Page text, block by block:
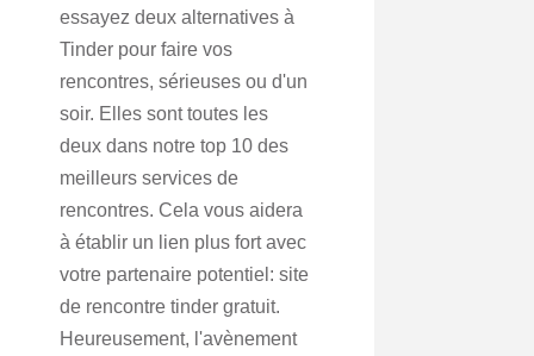
essayez deux alternatives à
Tinder pour faire vos
rencontres, sérieuses ou d'un
soir. Elles sont toutes les
deux dans notre top 10 des
meilleurs services de
rencontres. Cela vous aidera
à établir un lien plus fort avec
votre partenaire potentiel: site
de rencontre tinder gratuit.
Heureusement, l'avènement